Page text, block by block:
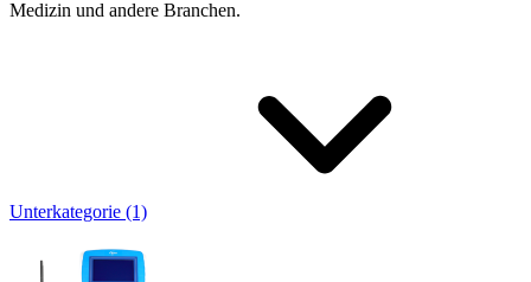
Medizin und andere Branchen.
Unterkategorie (1)